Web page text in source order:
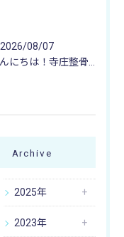
2026/08/07
Archive
2025年
2023年